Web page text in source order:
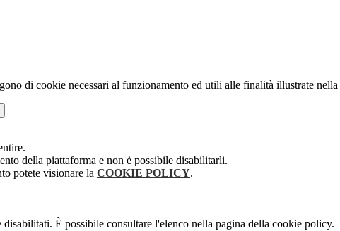
di cookie necessari al funzionamento ed utili alle finalità illustrate nella
della piattaforma e non è possibile disabilitarli.
potete visionare la COOKIE POLICY.
È possibile consultare l'elenco nella pagina della cookie policy.